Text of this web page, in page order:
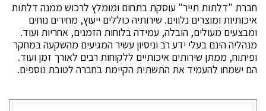
חברת "דלתות תייר" עוסקת בתחום ומומלץ לרכוש ממנה דלתות
איכותיות ומוצרים נלווים. שירותיה כוללים ייעוץ, מחירים נוחים
ומבצעים מעולים, הובלה, עמידה בלוחות הזמנים, אחריות ועוד.
מנהליה הינם בעלי ידע רב וניסיון עשיר המגיעים מהשקעה במחקר
ופיתוח, ממתן שירותים איכותיים ללקוחות רבים לאורך זמן ועוד.
הם ישמחו להעמיד את התשתית הקיימת בחברה לטובת נוספים.